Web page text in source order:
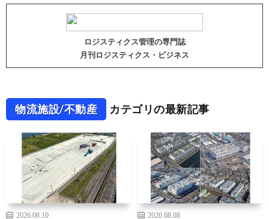
ロジスティクス管理の専門誌
月刊ロジスティクス・ビジネス
物流施設/不動産 カテゴリの最新記事
2026.08.10
2026.08.08